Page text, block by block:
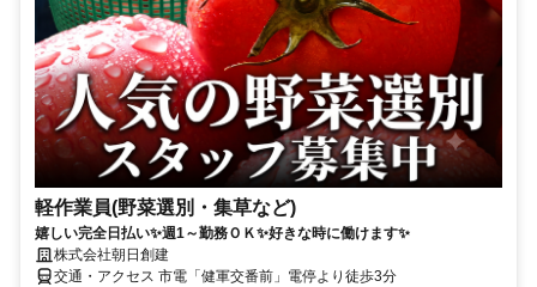
軽作業員(野菜選別・集草など)
嬉しい完全日払い✨週1～勤務ＯＫ✨好きな時に働けます✨
株式会社朝日創建
交通・アクセス 市電「健軍交番前」電停より徒歩3分